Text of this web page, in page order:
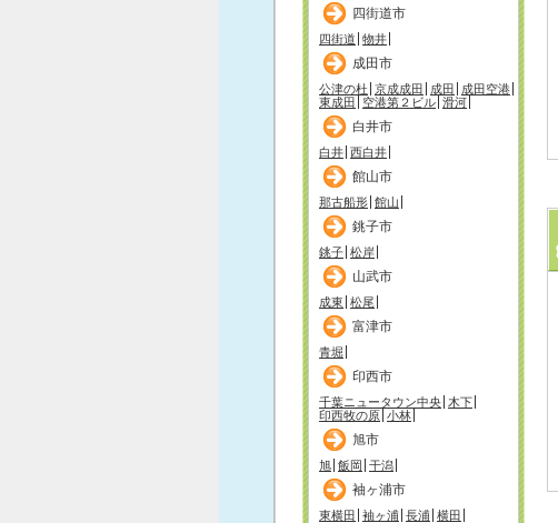
四街道市
四街道 物井
成田市
公津の杜 京成成田 成田
成田空港
東成田
空港第２ビル 滑河
白井市
白井 西白井
館山市
那古船形 館山
銚子市
銚子 松岸
山武市
成東 松尾
富津市
青堀
印西市
千葉ニュータウン中央 木下
印西牧の原 小林
旭市
旭 飯岡 干潟
袖ヶ浦市
東横田 袖ヶ浦 長浦 横田